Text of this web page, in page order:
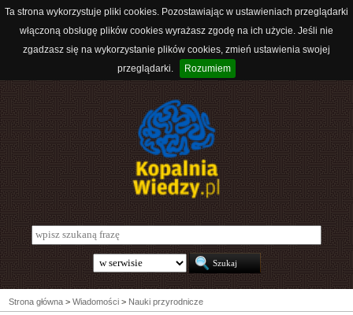
Ta strona wykorzystuje pliki cookies. Pozostawiając w ustawieniach przeglądarki
włączoną obsługę plików cookies wyrażasz zgodę na ich użycie. Jeśli nie
zgadzasz się na wykorzystanie plików cookies, zmień ustawienia swojej
przeglądarki.
Rozumiem
Strona główna > Wiadomości > Nauki przyrodnicze